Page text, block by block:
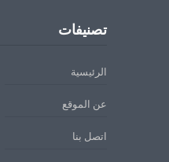
تصنيفات
الرئيسية
عن الموقع
اتصل بنا